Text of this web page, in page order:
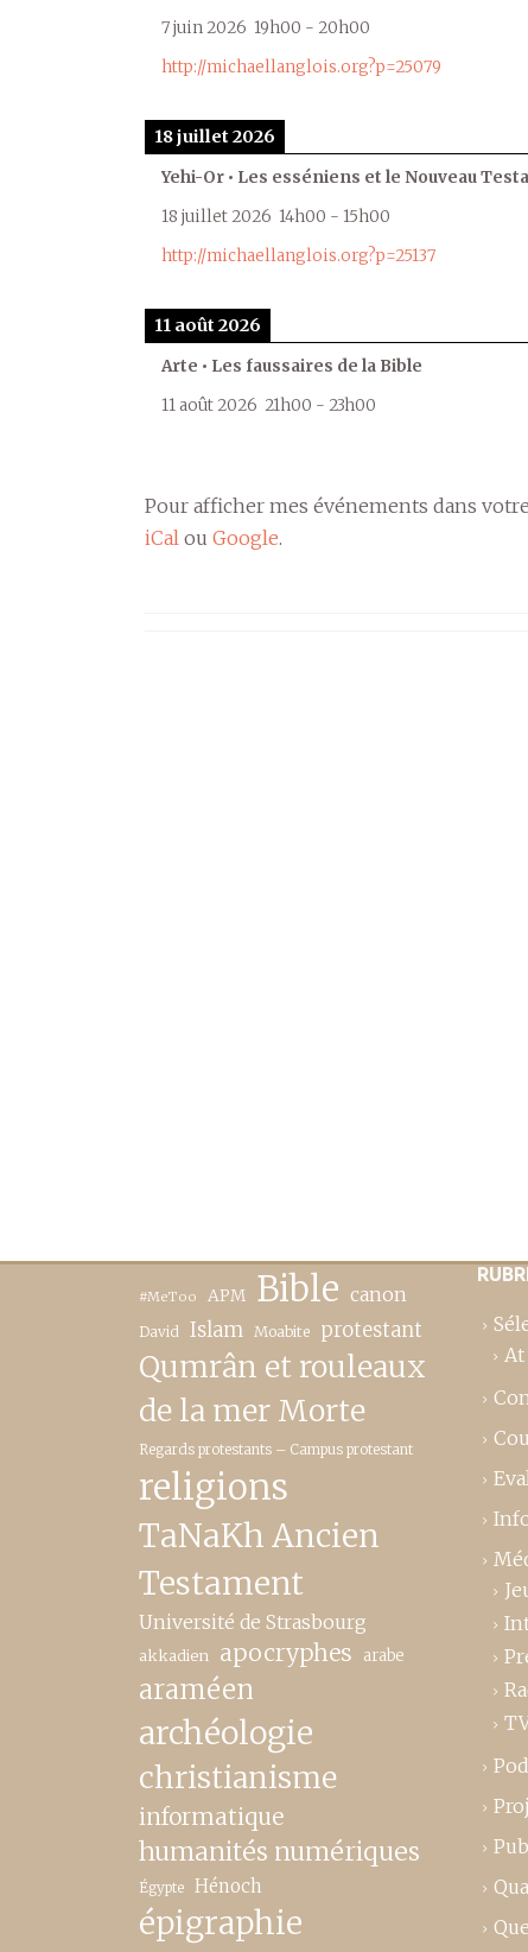
7 juin 2026 19h00 - 20h00
http://michaellanglois.org?p=25079
18 juillet 2026
Yehi-Or • Les esséniens et le Nouveau
18 juillet 2026 14h00 - 15h00
http://michaellanglois.org?p=25137
11 août 2026
Arte • Les faussaires de la Bible
11 août 2026 21h00 - 23h00
Pour afficher mes événements dans
iCal ou Google.
#MeToo APM Bible canon
David Islam Moabite protestant
Qumrân et rouleaux
de la mer Morte
Regards protestants – Campus protestant
religions
TaNaKh Ancien
Testament
Université de Strasbourg
akkadien apocryphes arabe
araméen
archéologie
christianisme
informatique
humanités numériques
Égypte Hénoch
épigraphie
At